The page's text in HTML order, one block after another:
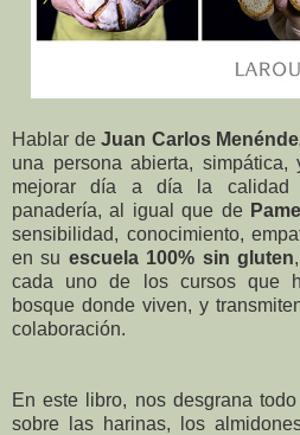
Hablar de Juan Carlos
una persona abierta, simpática,
mejorar día a día la calidad
panadería, al igual que de
sensibilidad, conocimiento,
en su escuela 100% sin gluten
cada uno de los cursos que
bosque donde viven, y
colaboración.
En este libro, nos desgrana
sobre las harinas, los